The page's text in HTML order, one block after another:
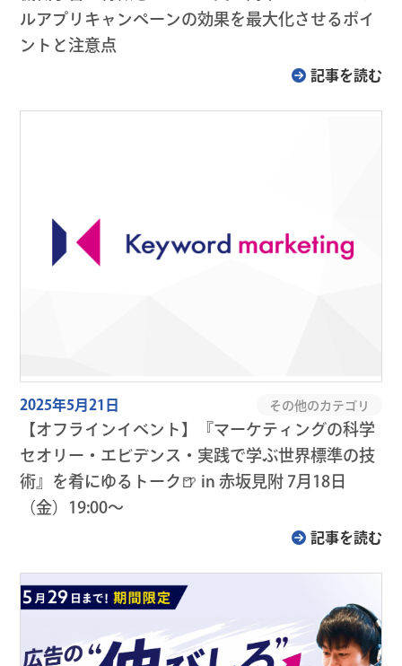
ルアプリキャンペーンの効果を最大化させるポイ
ントと注意点
記事を読む
2025年5月21日 その他のカテゴリ
【オフラインイベント】『マーケティングの科学
セオリー・エビデンス・実践で学ぶ世界標準の技
術』を肴にゆるトーク🍺 in 赤坂見附 7月18日
（金）19:00～
記事を読む